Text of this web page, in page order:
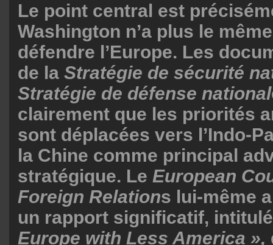
Le point central est
Washington n’a plus le
défendre l’Europe. Les
de la Stratégie de sécurité
Stratégie de défense national
clairement que les priorités
sont déplacées vers l’Indo-
la Chine comme principal
stratégique. Le European
Foreign Relations lui-même
un rapport significatif,
Europe with Less America »,